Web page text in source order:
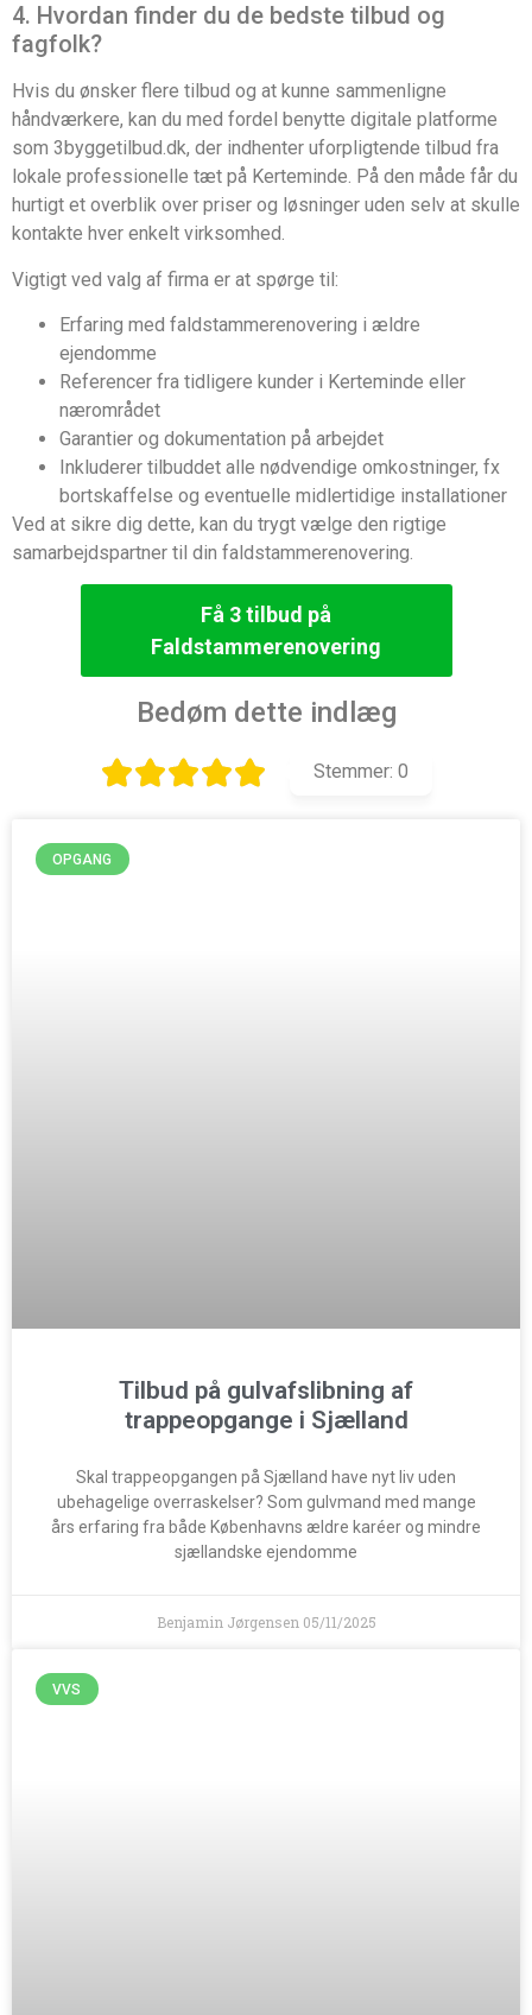
4. Hvordan finder du de bedste tilbud og
fagfolk?
Hvis du ønsker flere tilbud og at kunne sammenligne
håndværkere, kan du med fordel benytte digitale platforme
som 3byggetilbud.dk, der indhenter uforpligtende tilbud fra
lokale professionelle tæt på Kerteminde. På den måde får du
hurtigt et overblik over priser og løsninger uden selv at skulle
kontakte hver enkelt virksomhed.
Vigtigt ved valg af firma er at spørge til:
Erfaring med faldstammerenovering i ældre
ejendomme
Referencer fra tidligere kunder i Kerteminde eller
nærområdet
Garantier og dokumentation på arbejdet
Inkluderer tilbuddet alle nødvendige omkostninger, fx
bortskaffelse og eventuelle midlertidige installationer
Ved at sikre dig dette, kan du trygt vælge den rigtige
samarbejdspartner til din faldstammerenovering.
Få 3 tilbud på
Faldstammerenovering
Bedøm dette indlæg
Stemmer: 0
OPGANG
Tilbud på gulvafslibning af
trappeopgange i Sjælland
Skal trappeopgangen på Sjælland have nyt liv uden
ubehagelige overraskelser? Som gulvmand med mange
års erfaring fra både Københavns ældre karéer og mindre
sjællandske ejendomme
Benjamin Jørgensen 05/11/2025
VVS